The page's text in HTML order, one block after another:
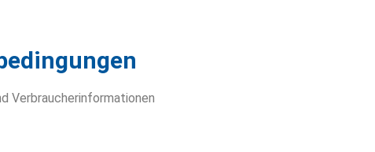
Verbraucherinformationen